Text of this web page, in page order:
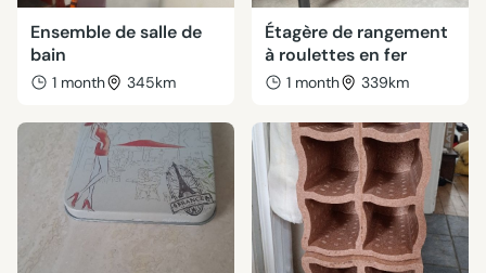
Ensemble de salle de
bain
1 month 345km
Étagère de rangement
à roulettes en fer
1 month 339km